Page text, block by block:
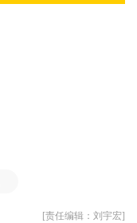
[责任编辑：刘宇宏]